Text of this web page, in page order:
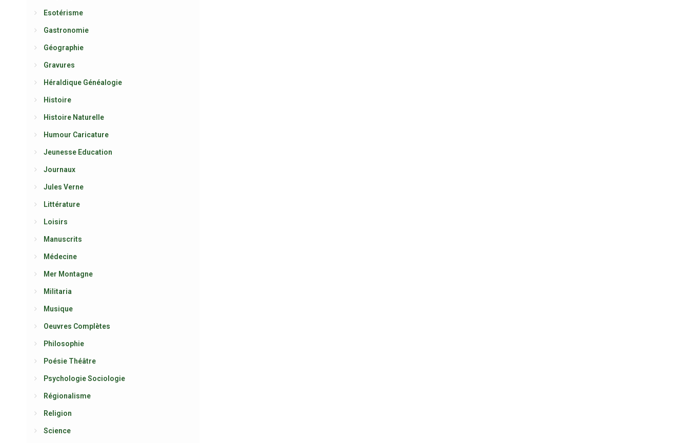
Esotérisme
Gastronomie
Géographie
Gravures
Héraldique Généalogie
Histoire
Histoire Naturelle
Humour Caricature
Jeunesse Education
Journaux
Jules Verne
Littérature
Loisirs
Manuscrits
Médecine
Mer Montagne
Militaria
Musique
Oeuvres Complètes
Philosophie
Poésie Théâtre
Psychologie Sociologie
Régionalisme
Religion
Science